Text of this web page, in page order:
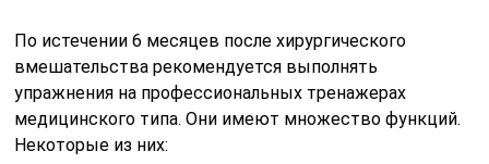
По истечении 6 месяцев после хирургического
вмешательства рекомендуется выполнять
упражнения на профессиональных тренажерах
медицинского типа. Они имеют множество функций.
Некоторые из них: